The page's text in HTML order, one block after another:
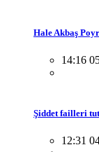
Hale Akbaş
14:16
Şiddet failleri
12:31